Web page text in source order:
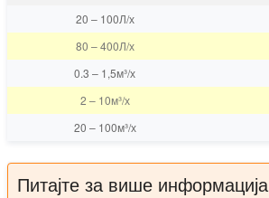
20 – 100Л/х
80 –400Л/х
0.3 – 1,5м³/х
2 – 10м³/х
20 – 100м³/х
Питајте за више информација